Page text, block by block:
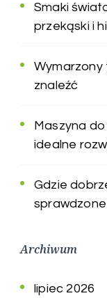
Smaki
przekąski i
znaleźć
Maszyna
idealne
Gdzie
Archiwum
lipiec 2026